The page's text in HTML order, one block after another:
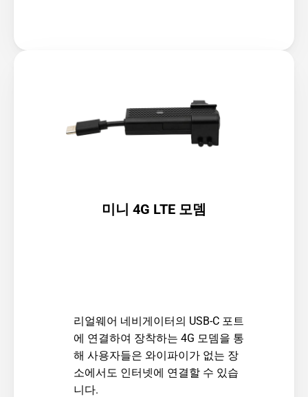
미니 4G LTE 모뎀
리얼웨어 네비게이터의 USB-C 포트
에 연결하여 장착하는 4G 모뎀을 통
해 사용자들은 와이파이가 없는 장
소에서도 인터넷에 연결할 수 있습
니다.